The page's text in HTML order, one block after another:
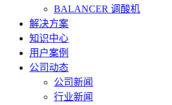
BALANCER 调酸机
解决方案
知识中心
用户案例
公司动态
公司新闻
行业新闻